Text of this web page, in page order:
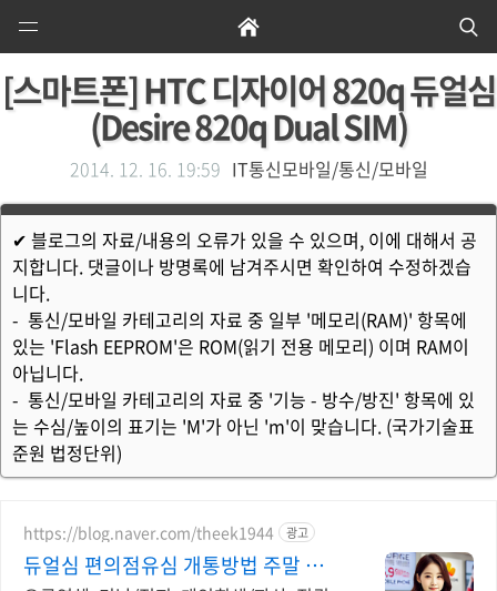
Open
Home
[스마트폰] HTC 디자이어 820q 듀얼심
(Desire 820q Dual SIM)
2014. 12. 16. 19:59 IT통신모바일/통신/모바일
✔ 블로그의 자료/내용의 오류가 있을 수 있으며, 이에 대해서 공
지합니다. 댓글이나 방명록에 남겨주시면 확인하여 수정하겠습
니다.
- 통신/모바일 카테고리의 자료 중 일부 '메모리(RAM)' 항목에
있는 'Flash EEPROM'은 ROM(읽기 전용 메모리) 이며 RAM이
아닙니다.
- 통신/모바일 카테고리의 자료 중 '기능 - 방수/방진' 항목에 있
는 수심/높이의 표기는 'M'가 아닌 'm'이 맞습니다. (국가기술표
준원 법정단위)
https://blog.naver.com/theek1944 광고
듀얼심 편의점유심 개통방법 주말 개